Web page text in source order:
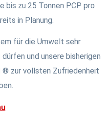
bis zu 25 Tonnen PCP pro
in Planung.
für die Umwelt sehr
und unsere bisherigen
® zur vollsten Zufriedenheit